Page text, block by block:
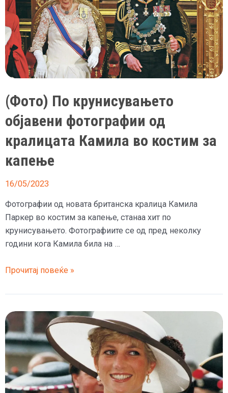
им
оддадоа
почит
на
слоновите
(Фото) По крунисувањето
објавени фотографии од
кралицата Камила во костим за
капење
16/05/2023
Фотографии од новата британска кралица Камила
Паркер во костим за капење, станаа хит по
крунисувањето. Фотографиите се од пред неколку
години кога Камила била на …
(Фото)
крунисувањето
објавени
фотографии
од
кралицата
Камила
во
костим
Прочитај повеќе »